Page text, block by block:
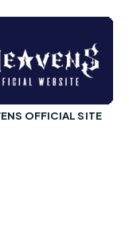
OFFICIAL SITE